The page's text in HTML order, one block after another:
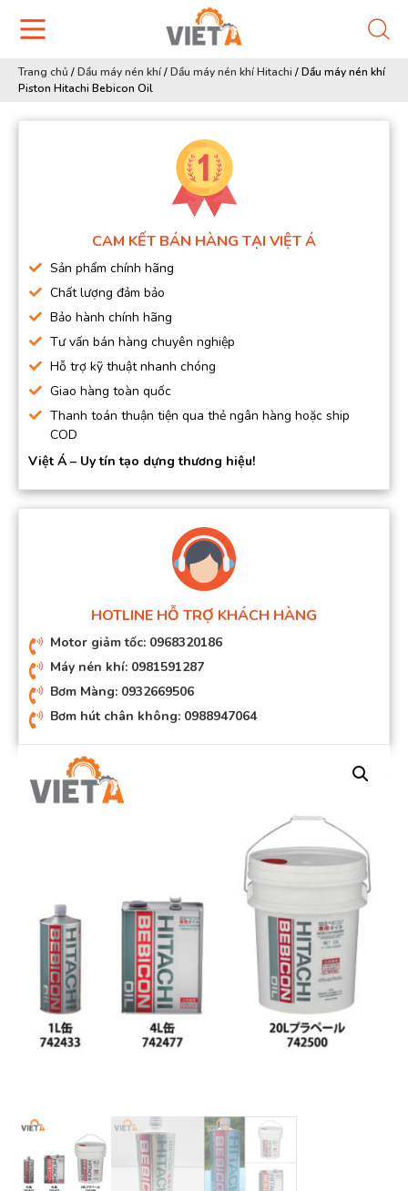
Trang chủ /Dầu máy nén khí/Dầu máy nén khí Hitachi /Dầu máy nén khí
Piston Hitachi Bebicon Oil
CAM KẾT BÁN HÀNG TẠI VIỆT Á
Sản phẩm chính hãng
Chất lượng đảm bảo
Bảo hành chính hãng
Tư vấn bán hàng chuyên nghiệp
Hỗ trợ kỹ thuật nhanh chóng
Giao hàng toàn quốc
Thanh toán thuận tiện qua thẻ ngân hàng hoặc ship
COD
Việt Á – Uy tín tạo dựng thương hiệu!
HOTLINE HỖ TRỢ KHÁCH HÀNG
Motor giảm tốc: 0968320186
Máy nén khí: 0981591287
Bơm Màng: 0932669506
Bơm hút chân không: 0988947064